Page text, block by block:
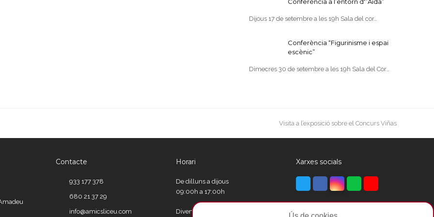
Dijous 17 de setembre a les 19h Sala del cor…
Conferència “Figurinisme i espai
escènic”
Dimecres 30 de setembre a les 19h Sala del Cor…
next
Visita a l’exposició sobre el Concurs Viñas
Contacte
933 177 378
680 21 37 29
info@amicsliceu.com
Horari
De dilluns a dijous
09:00h a 17:00h
Divendres
Xarxes socials
TwitterFacebook
Instagram